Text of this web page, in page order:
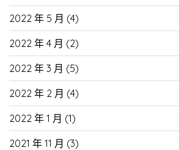
2022 年 5 月 (4)
2022 年 4 月 (2)
2022 年 3 月 (5)
2022 年 2 月 (4)
2022 年 1 月 (1)
2021 年 11 月 (3)